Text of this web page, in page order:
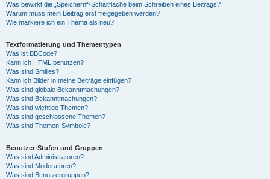
Was bewirkt die „Speichern“-Schaltfläche beim Schreiben eines Beitrags?
Warum muss mein Beitrag erst freigegeben werden?
Wie markiere ich ein Thema als neu?
Textformatierung und Thementypen
Was ist BBCode?
Kann ich HTML benutzen?
Was sind Smilies?
Kann ich Bilder in meine Beiträge einfügen?
Was sind globale Bekanntmachungen?
Was sind Bekanntmachungen?
Was sind wichtige Themen?
Was sind geschlossene Themen?
Was sind Themen-Symbole?
Benutzer-Stufen und Gruppen
Was sind Administratoren?
Was sind Moderatoren?
Was sind Benutzergruppen?